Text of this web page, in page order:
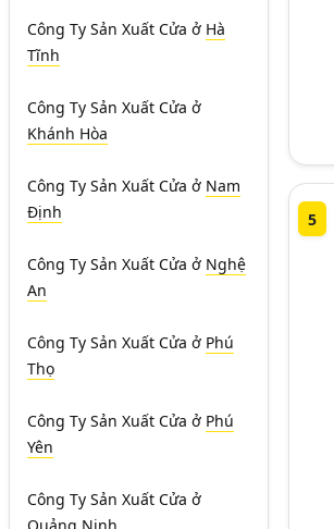
Công Ty Sản Xuất Cửa ở Hà
Tĩnh
Công Ty Sản Xuất Cửa ở
Khánh Hòa
Công Ty Sản Xuất Cửa ở Nam
Định
Công Ty Sản Xuất Cửa ở Nghệ
An
Công Ty Sản Xuất Cửa ở Phú
Thọ
Công Ty Sản Xuất Cửa ở Phú
Yên
Công Ty Sản Xuất Cửa ở
5